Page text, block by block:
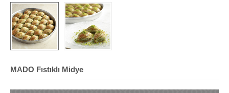
MADO Fıstıklı Midye